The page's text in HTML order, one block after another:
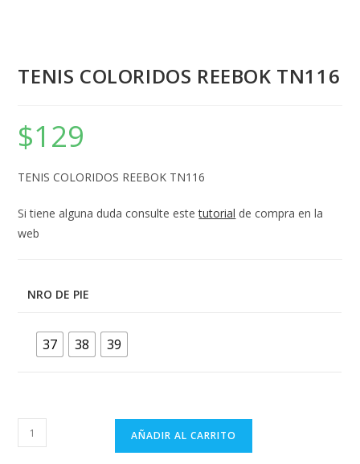
TENIS COLORIDOS REEBOK TN116
$129
TENIS COLORIDOS REEBOK TN116
Si tiene alguna duda consulte estetutorial de compra en la
web
NRO DE PIE
37 38 39
TENIS
COLORIDOS
AÑADIR AL CARRITO